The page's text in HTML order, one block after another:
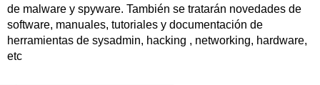
de malware y spyware. También se tratarán novedades de
software, manuales, tutoriales y documentación de
herramientas de sysadmin, hacking , networking, hardware,
etc